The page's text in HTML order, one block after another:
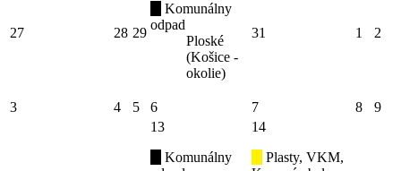
27 28 29
Komunálny
odpad
Ploské
(Košice -
okolie)
31 1 2
3 4 5 6 7 8
9
13
Komunálny
14
Plasty, VKM,